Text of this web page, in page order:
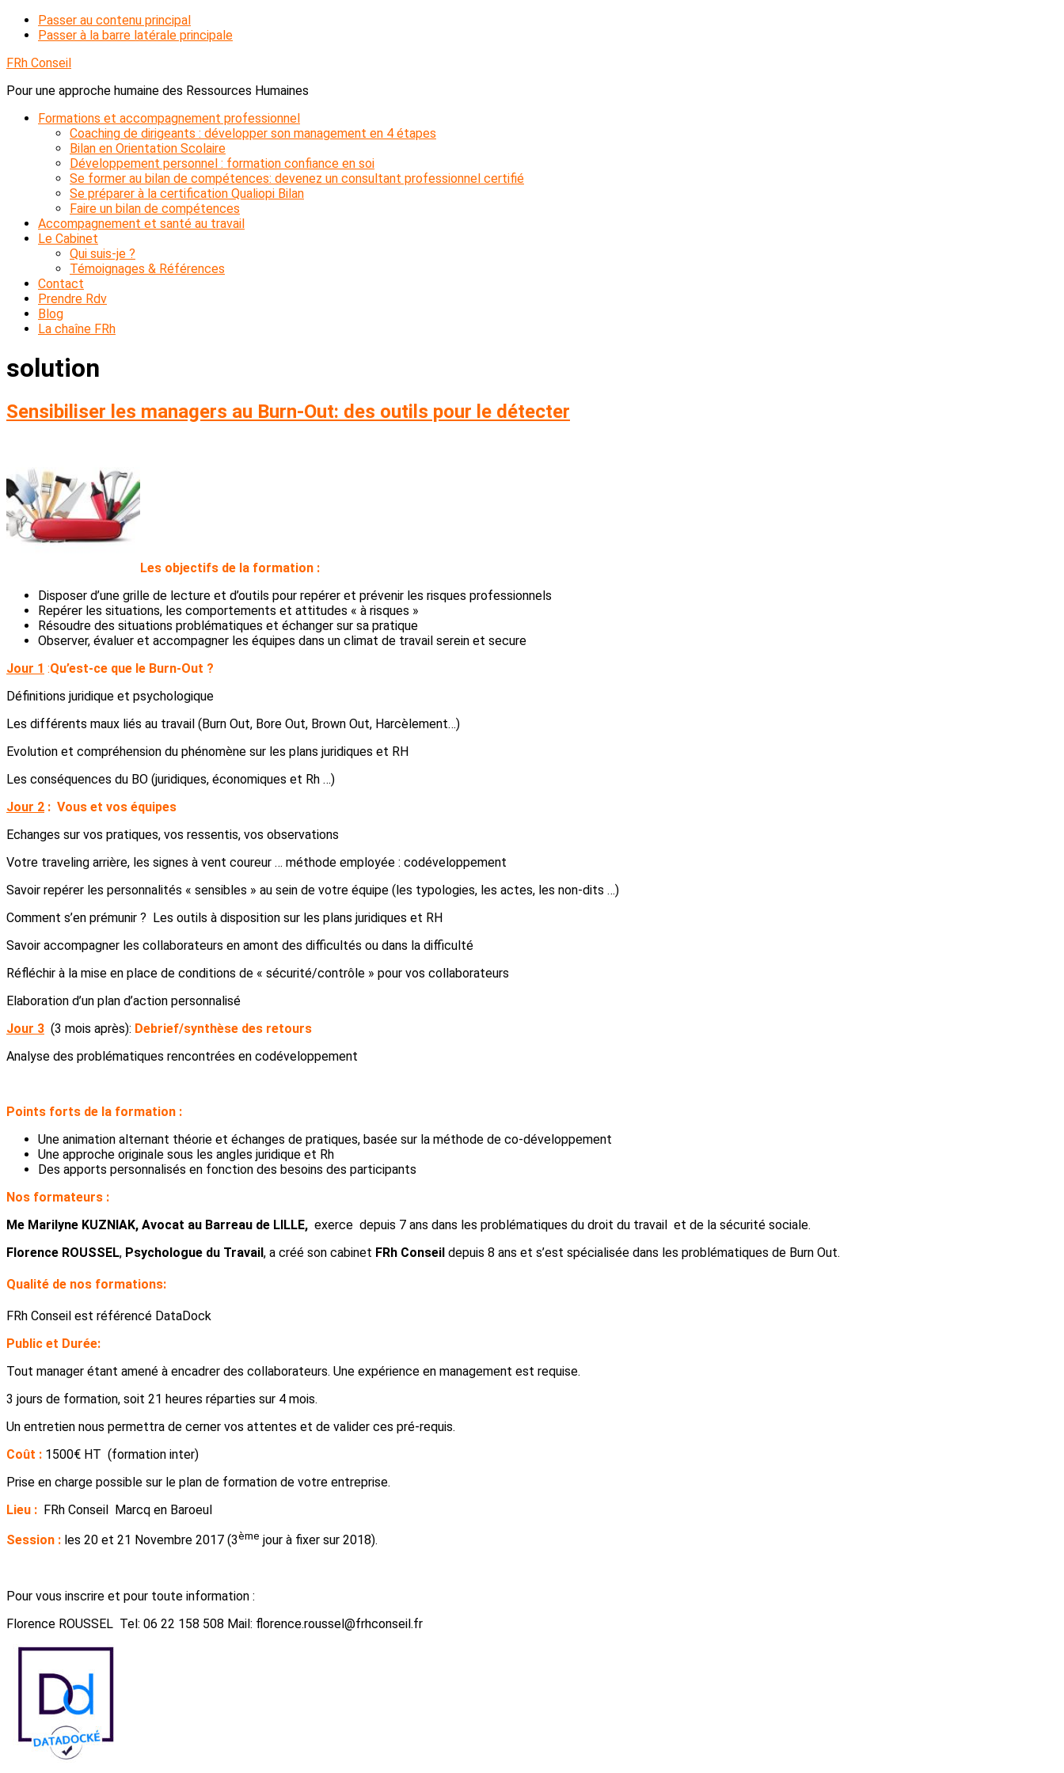
Passer au contenu principal
Passer à la barre latérale principale
FRh Conseil
Pour une approche humaine des Ressources Humaines
Formations et accompagnement professionnel
Coaching de dirigeants : développer son management en 4 étapes
Bilan en Orientation Scolaire
Développement personnel : formation confiance en soi
Se former au bilan de compétences: devenez un consultant professionnel certifié
Se préparer à la certification Qualiopi Bilan
Faire un bilan de compétences
Accompagnement et santé au travail
Le Cabinet
Qui suis-je ?
Témoignages & Références
Contact
Prendre Rdv
Blog
La chaîne FRh
solution
Sensibiliser les managers au Burn-Out: des outils pour le détecter
Les objectifs de la formation :
Disposer d’une grille de lecture et d’outils pour repérer et prévenir les risques professionnels
Repérer les situations, les comportements et attitudes « à risques »
Résoudre des situations problématiques et échanger sur sa pratique
Observer, évaluer et accompagner les équipes dans un climat de travail serein et secure
Jour 1 :Qu’est-ce que le Burn-Out ?
Définitions juridique et psychologique
Les différents maux liés au travail (Burn Out, Bore Out, Brown Out, Harcèlement…)
Evolution et compréhension du phénomène sur les plans juridiques et RH
Les conséquences du BO (juridiques, économiques et Rh …)
Jour 2 : Vous et vos équipes
Echanges sur vos pratiques, vos ressentis, vos observations
Votre traveling arrière, les signes à vent coureur … méthode employée : codéveloppement
Savoir repérer les personnalités « sensibles » au sein de votre équipe (les typologies, les actes, les non-dits …)
Comment s’en prémunir ? Les outils à disposition sur les plans juridiques et RH
Savoir accompagner les collaborateurs en amont des difficultés ou dans la difficulté
Réfléchir à la mise en place de conditions de « sécurité/contrôle » pour vos collaborateurs
Elaboration d’un plan d’action personnalisé
Jour 3 (3 mois après): Debrief/synthèse des retours
Analyse des problématiques rencontrées en codéveloppement
Points forts de la formation :
Une animation alternant théorie et échanges de pratiques, basée sur la méthode de co-développement
Une approche originale sous les angles juridique et Rh
Des apports personnalisés en fonction des besoins des participants
Nos formateurs :
Me Marilyne KUZNIAK, Avocat au Barreau de LILLE, exerce depuis 7 ans dans les problématiques du droit du travail et de la sécurité sociale.
Florence ROUSSEL, Psychologue du Travail, a créé son cabinet FRh Conseil depuis 8 ans et s’est spécialisée dans les problématiques de Burn Out.
Qualité de nos formations:
FRh Conseil est référencé DataDock
Public et Durée:
Tout manager étant amené à encadrer des collaborateurs. Une expérience en management est requise.
3 jours de formation, soit 21 heures réparties sur 4 mois.
Un entretien nous permettra de cerner vos attentes et de valider ces pré-requis.
Coût : 1500€ HT (formation inter)
Prise en charge possible sur le plan de formation de votre entreprise.
Lieu : FRh Conseil Marcq en Baroeul
Session : les 20 et 21 Novembre 2017 (3ème jour à fixer sur 2018).
Pour vous inscrire et pour toute information :
Florence ROUSSEL Tel: 06 22 158 508 Mail: florence.roussel@frhconseil.fr